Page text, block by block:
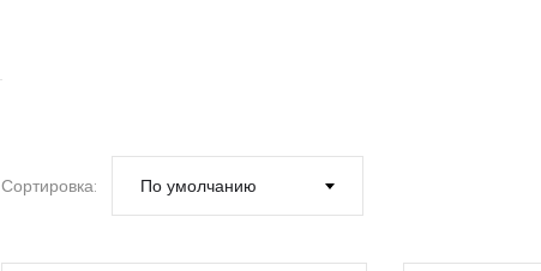
Сортировка: По умолчанию